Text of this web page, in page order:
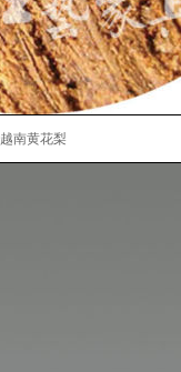
越南黄花梨